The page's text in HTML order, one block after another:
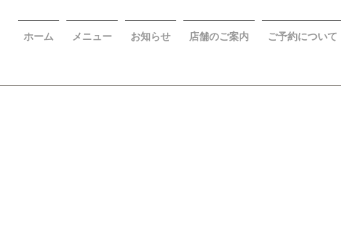
ホーム メニュー お知らせ 店舗のご案内 ご予約について